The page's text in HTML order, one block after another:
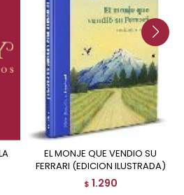
EL MONJE QUE VENDIO SU
FERRARI (EDICION ILUSTRADA)
$ 1.290